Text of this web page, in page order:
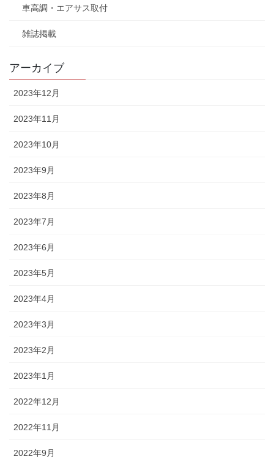
車高調・エアサス取付
雑誌掲載
アーカイブ
2023年12月
2023年11月
2023年10月
2023年9月
2023年8月
2023年7月
2023年6月
2023年5月
2023年4月
2023年3月
2023年2月
2023年1月
2022年12月
2022年11月
2022年9月